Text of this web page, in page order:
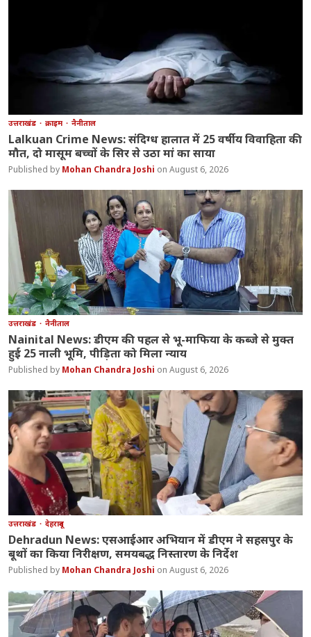
उत्तराखंड क्राइम नैनीताल
Lalkuan Crime News: संदिग्ध हालात में 25 वर्षीय विवाहिता की
मौत, दो मासूम बच्चों के सिर से उठा मां का साया
Mohan Chandra Joshi August 6, 2026
उत्तराखंड नैनीताल
Nainital News: डीएम की पहल से भू-माफिया के कब्जे से मुक्त
हुई 25 नाली भूमि, पीड़िता को मिला न्याय
Mohan Chandra Joshi August 6, 2026
उत्तराखंड देहरादून
Dehradun News: एसआईआर अभियान में डीएम ने सहसपुर के
बूथों का किया निरीक्षण, समयबद्ध निस्तारण के निर्देश
Mohan Chandra Joshi August 6, 2026